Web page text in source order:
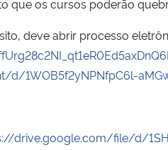
que os cursos poderão
deve abrir processo
1WOB5f2yNPNfpC6l-
drive.google.com/file/d/